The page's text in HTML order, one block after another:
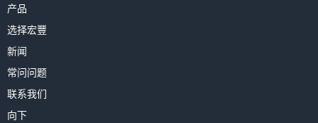
产品
选择宏豐
新闻
常问问题
联系我们
向下